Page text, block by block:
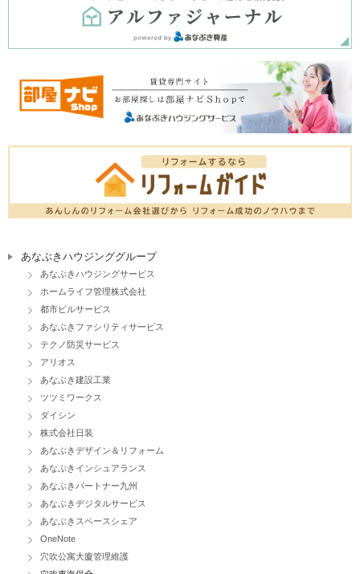
あなぶきハウジンググループ
あなぶきハウジングサービス
ホームライフ管理株式会社
都市ビルサービス
あなぶきファシリティサービス
テクノ防災サービス
アリオス
あなぶき建設工業
ツツミワークス
ダイシン
株式会社日装
あなぶきデザイン＆リフォーム
あなぶきインシュアランス
あなぶきパートナー九州
あなぶきデジタルサービス
あなぶきスペースシェア
OneNote
穴吹公寓大廈管理維護